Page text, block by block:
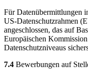
Für Datenübermittlungen
US-Datenschutzrahmen
angeschlossen, das auf
Europäischen
Datenschutzniveaus
7.4 Bewerbungen auf